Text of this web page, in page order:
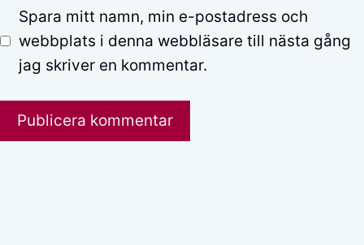
Spara mitt namn, min e-postadress och
webbplats i denna webbläsare till nästa gång
jag skriver en kommentar.